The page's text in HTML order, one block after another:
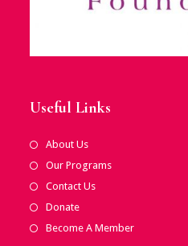
Useful Links
About UsOpens
A
New
Our ProgramsOpens
Tab
Contact UsOpens
New
DonateOpens
A
Become A MemberOpens